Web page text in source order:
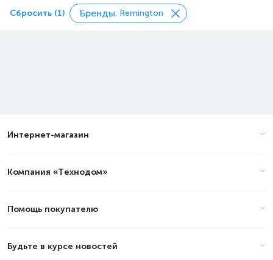
Сбросить (1) Бренды: Remington
Интернет-магазин
Компания «Технодом»
Помощь покупателю
Будьте в курсе новостей